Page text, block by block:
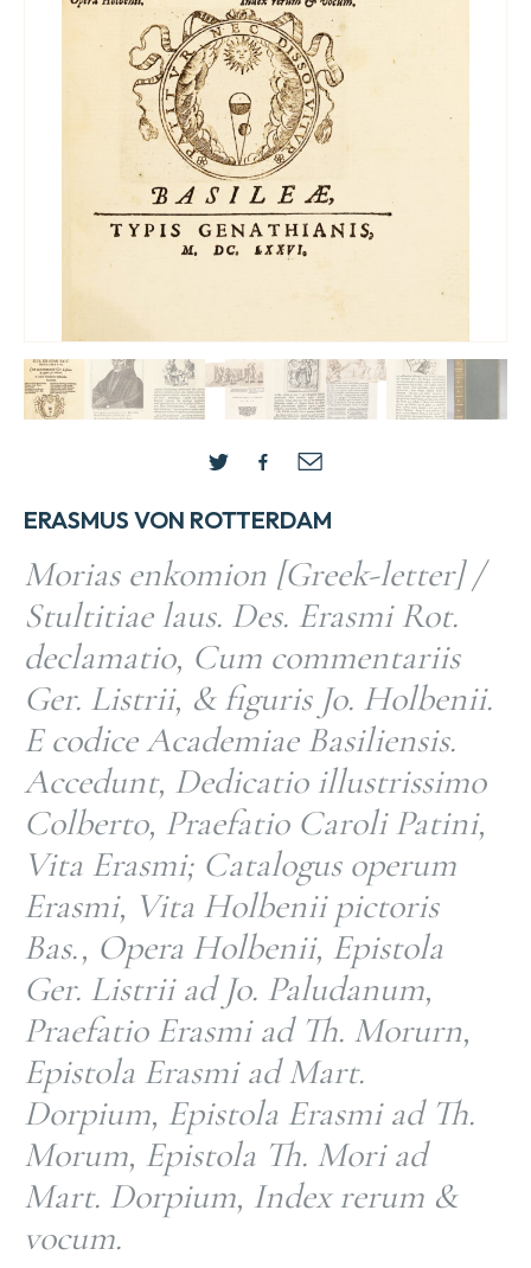
ERASMUS VON ROTTERDAM
Morias enkomion [Greek-letter] /
Stultitiae laus. Des. Erasmi Rot.
declamatio, Cum commentariis
Ger. Listrii, & figuris Jo. Holbenii.
E codice Academiae Basiliensis.
Accedunt, Dedicatio illustrissimo
Colberto, Praefatio Caroli Patini,
Vita Erasmi; Catalogus operum
Erasmi, Vita Holbenii pictoris
Bas., Opera Holbenii, Epistola
Ger. Listrii ad Jo. Paludanum,
Praefatio Erasmi ad Th. Morurn,
Epistola Erasmi ad Mart.
Dorpium, Epistola Erasmi ad Th.
Morum, Epistola Th. Mori ad
Mart. Dorpium, Index rerum &
vocum.